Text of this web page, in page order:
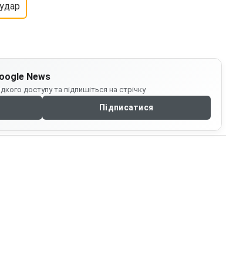
News
доступу та підпишіться на стрічку
Підписатися